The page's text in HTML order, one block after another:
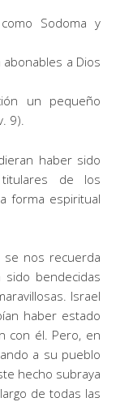
Sodoma y
a Dios
un pequeño
9).
haber sido
de los
forma espiritual
nos recuerda
bendecidas
Israel
haber estado
con él. Pero, en
a su pueblo
hecho subraya
de todas las